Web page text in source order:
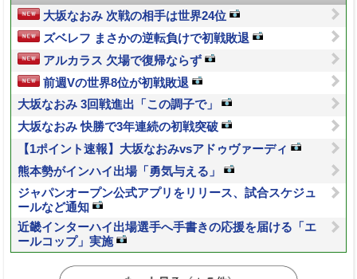
大坂なおみ 次戦の相手は世界24位
ズベレフ まさかの逆転負けで初戦敗退
アルカラス 欠場で復帰ならず
前週Vの世界8位が初戦敗退
大坂なおみ 3回戦進出「この調子で」
大坂なおみ 快勝で3年連続の初戦突破
【1ポイント速報】大坂なおみvsアドゥヴァーディ
熊本勢がインハイ出場「勇気与える」
ジャパンオープン公式アプリをリリース、試合スケジュ
ールなど通知
近畿インターハイ出場選手へ手書きの応援を届ける「エ
ールコップ」実施